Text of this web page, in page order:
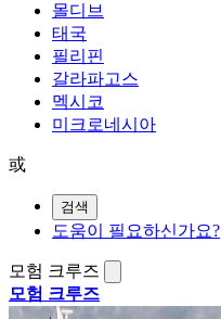
몰디브
태국
필리핀
갈라파고스
멕시코
미크로네시아
或
검색
도움이 필요하신가요?
모험 크루즈
모험 크루즈